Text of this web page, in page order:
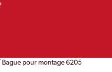
Bague pour montage 6205